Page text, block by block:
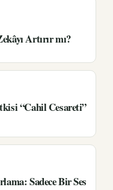
Artırır mı?
“Cahil Cesareti”
Sadece Bir Ses